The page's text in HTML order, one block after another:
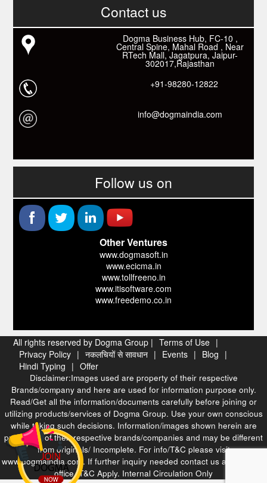
www.fb.com/besmartcitizen
Be Smart Citizen App Download करें। जिस से आप के दैनिक जीवन में
काम आने वाले बहुत से कार्यों में समय ओर धन कि बहुत बचत होगी।
Link: -
यदि आप को इस App में कुछ भी जानकारी लेनी हो तो कम से कम एक बार
Download कारों ओर जानो Smart Work के तरीके।
Contact us
Dogma Business Hub, FC-10 ,
Central Spine, Mahal Road , Near
RTech Mall, Jagatpura, Jaipur-
302017,Rajasthan
+91-98280-12822
info@dogmaindia.com
Follow us on
Other Ventures
www.dogmasoft.in
www.ecicma.in
www.tollfreeno.in
www.itisoftware.com
www.freedemo.co.in
All rights reserved by Dogma Group | Terms of Use |
Privacy Policy | नकलचियों से सावधान | Events | Blog |
Hindi Typing | Offer
Disclaimer:Images used are property of their respective
Brands/company and here are used for information purpose only.
Read/Get all the information/documents carefully before joining or
utilizing products/services of Dogma Group. Use your own conscious
while taking such decisions. Information/images shown herein are
properties of their respective brands/companies and may be different
from originals/ Incomplete. For info/T&C please visit
www.dogmaindia.com. If further inquiry needed contact us at our head
office. T&C Apply. Internal Circulation Only